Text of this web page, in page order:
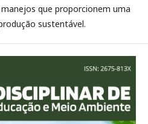
que proporcionem uma
sustentável.